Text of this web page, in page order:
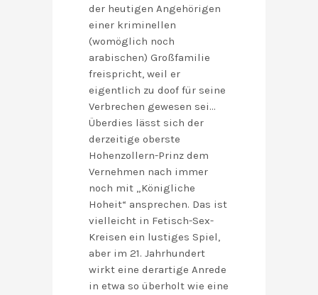
der heutigen Angehörigen
einer kriminellen
(womöglich noch
arabischen) Großfamilie
freispricht, weil er
eigentlich zu doof für seine
Verbrechen gewesen sei…
Überdies lässt sich der
derzeitige oberste
Hohenzollern-Prinz dem
Vernehmen nach immer
noch mit „Königliche
Hoheit“ ansprechen. Das ist
vielleicht in Fetisch-Sex-
Kreisen ein lustiges Spiel,
aber im 21. Jahrhundert
wirkt eine derartige Anrede
in etwa so überholt wie eine